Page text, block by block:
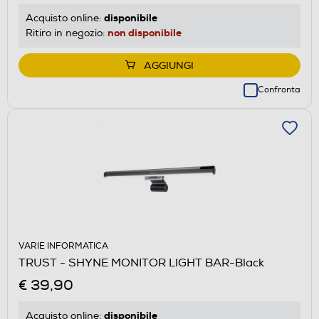
Acquisto online: disponibile
Ritiro in negozio: non disponibile
AGGIUNGI
Confronta
VARIE INFORMATICA
TRUST - SHYNE MONITOR LIGHT BAR-Black
€ 39,90
Acquisto online: disponibile